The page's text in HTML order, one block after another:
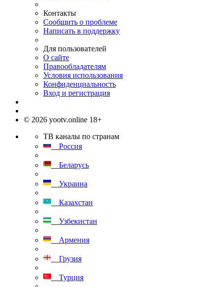
Контакты
Сообщить о проблеме
Написать в поддержку
Для пользователей
О сайте
Правообладателям
Условия использования
Конфиденциальность
Вход и регистрация
© 2026 yootv.online 18+
ТВ каналы по странам
Россия
Беларусь
Украина
Казахстан
Узбекистан
Армения
Грузия
Турция